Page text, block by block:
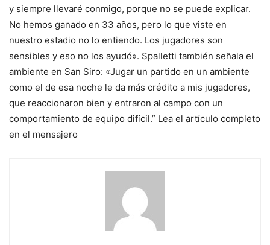
y siempre llevaré conmigo, porque no se puede explicar.
No hemos ganado en 33 años, pero lo que viste en
nuestro estadio no lo entiendo. Los jugadores son
sensibles y eso no los ayudó». Spalletti también señala el
ambiente en San Siro: «Jugar un partido en un ambiente
como el de esa noche le da más crédito a mis jugadores,
que reaccionaron bien y entraron al campo con un
comportamiento de equipo difícil.” Lea el artículo completo
en el mensajero